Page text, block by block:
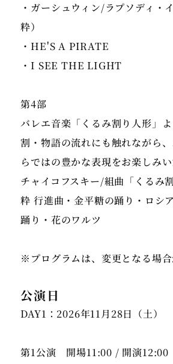
・ガーシュウィン/ラプソディ・
粋）
・HE'S A PIRATE
・I SEE THE LIGHT
第4部
バレエ音楽「くるみ割り人形」
割・物語の流れにも触れながら
らではの豊かな表現をお楽しみい
チャイコフスキー/組曲「くるみ
粋 行進曲・金平糖の踊り・ロシ
踊り・花のワルツ
※プログラムは、変更となる場合
公演日
DAY1：2026年11月28日（土）
第1公演 開場11:00 / 開演12:00